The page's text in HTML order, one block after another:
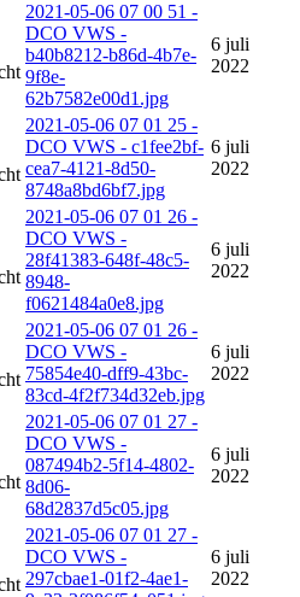
2021-05-06 07 00 51 -
DCO VWS -
b40b8212-b86d-4b7e-
9f8e-
62b7582e00d1.jpg
6 juli
2022
2021-05-06 07 01 25 -
DCO VWS - c1fee2bf-
cea7-4121-8d50-
8748a8bd6bf7.jpg
6 juli
2022
2021-05-06 07 01 26 -
DCO VWS -
28f41383-648f-48c5-
8948-
f0621484a0e8.jpg
6 juli
2022
2021-05-06 07 01 26 -
DCO VWS -
75854e40-dff9-43bc-
83cd-4f2f734d32eb.jpg
6 juli
2022
2021-05-06 07 01 27 -
DCO VWS -
087494b2-5f14-4802-
8d06-
68d2837d5c05.jpg
6 juli
2022
2021-05-06 07 01 27 -
DCO VWS -
297cbae1-01f2-4ae1-
6 juli
2022